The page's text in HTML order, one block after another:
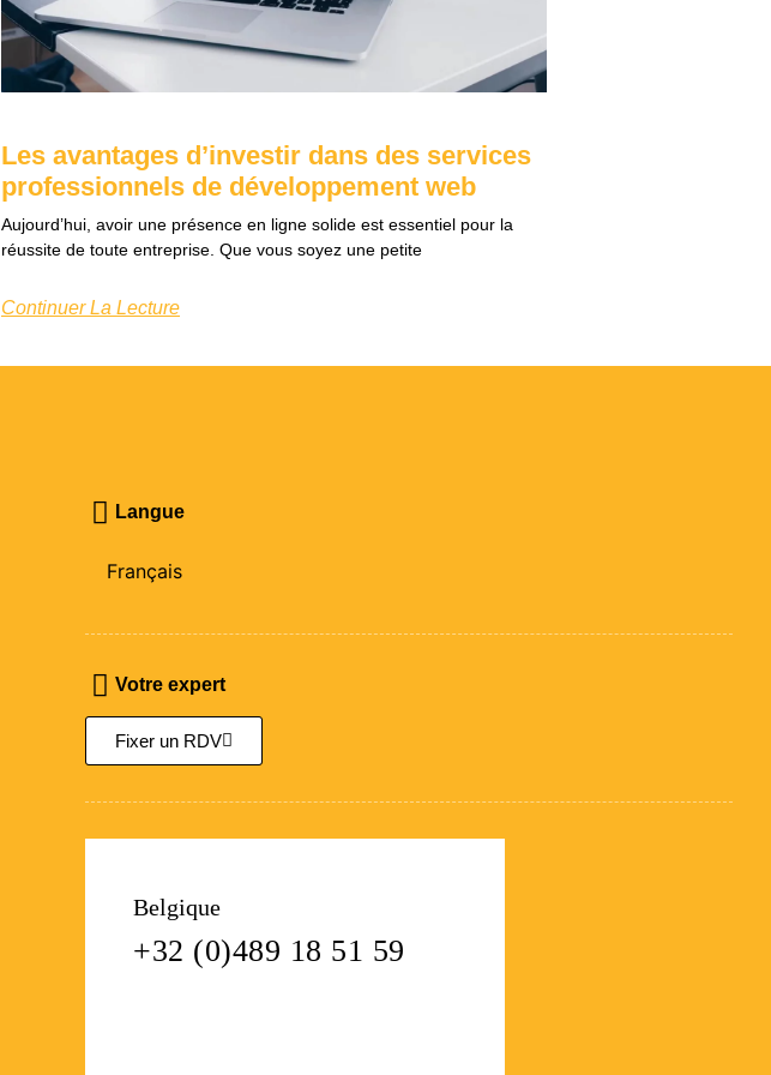
Les avantages d’investir dans des services
professionnels de développement web
Aujourd’hui, avoir une présence en ligne solide est essentiel pour la
réussite de toute entreprise. Que vous soyez une petite
Continuer La Lecture
Langue
Français
Votre expert
Fixer un RDV
Belgique
+32 (0)489 18 51 59